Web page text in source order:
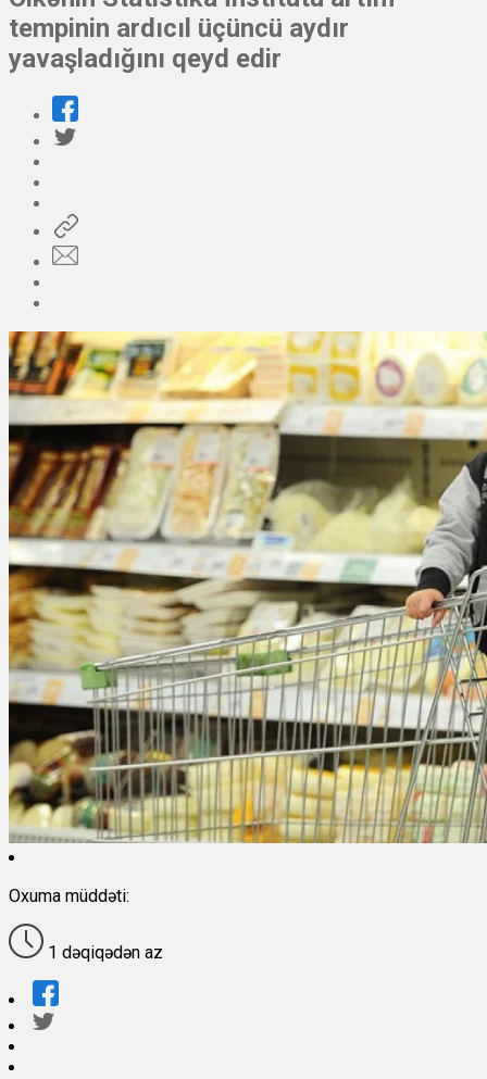
tempinin ardıcıl üçüncü aydır
yavaşladığını qeyd edir
Oxuma müddəti:
1 dəqiqədən az